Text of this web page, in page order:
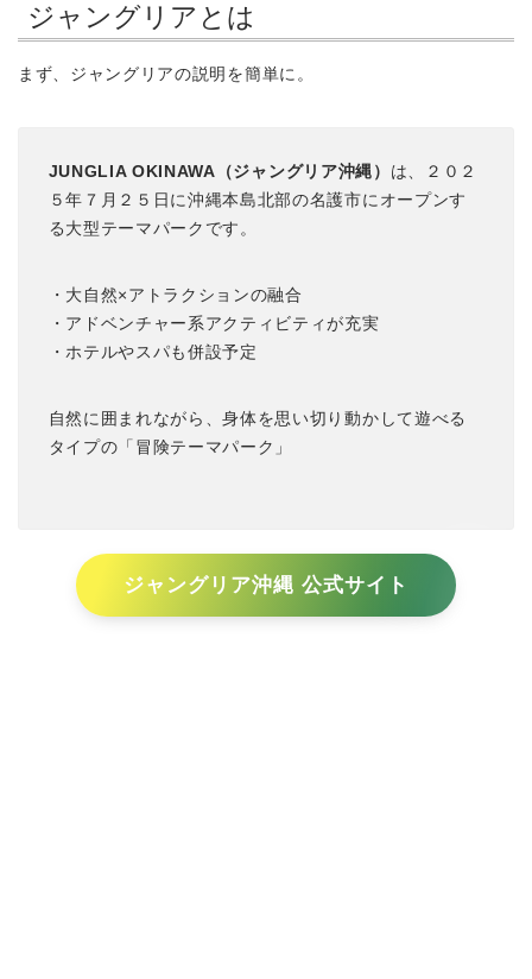
ジャングリアとは
まず、ジャングリアの説明を簡単に。
JUNGLIA OKINAWA（ジャングリア沖縄） は、２０２
５年７月２５日に沖縄本島北部の名護市にオープンす
る大型テーマパークです。
・大自然×アトラクションの融合
・アドベンチャー系アクティビティが充実
・ホテルやスパも併設予定
自然に囲まれながら、身体を思い切り動かして遊べる
タイプの「冒険テーマパーク」
ジャングリア沖縄 公式サイト